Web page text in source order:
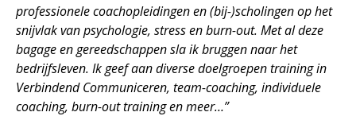
professionele coachopleidingen en (bij-)scholingen op het
snijvlak van psychologie, stress en burn-out. Met al deze
bagage en gereedschappen sla ik bruggen naar het
bedrijfsleven. Ik geef aan diverse doelgroepen training in
Verbindend Communiceren, team-coaching, individuele
coaching, burn-out training en meer…”